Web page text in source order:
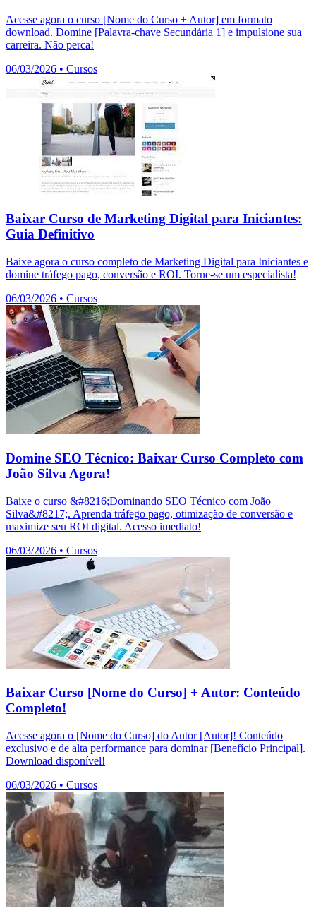
Acesse agora o curso [Nome do Curso + Autor] em formato
download. Domine [Palavra-chave Secundária 1] e impulsione sua
carreira. Não perca!
06/03/2026 • Cursos
Baixar Curso de Marketing Digital para Iniciantes:
Guia Definitivo
Baixe agora o curso completo de Marketing Digital para Iniciantes e
domine tráfego pago, conversão e ROI. Torne-se um especialista!
06/03/2026 • Cursos
Domine SEO Técnico: Baixar Curso Completo com
João Silva Agora!
Baixe o curso &#8216;Dominando SEO Técnico com João
Silva&#8217;. Aprenda tráfego pago, otimização de conversão e
maximize seu ROI digital. Acesso imediato!
06/03/2026 • Cursos
Baixar Curso [Nome do Curso] + Autor: Conteúdo
Completo!
Acesse agora o [Nome do Curso] do Autor [Autor]! Conteúdo
exclusivo e de alta performance para dominar [Benefício Principal].
Download disponível!
06/03/2026 • Cursos